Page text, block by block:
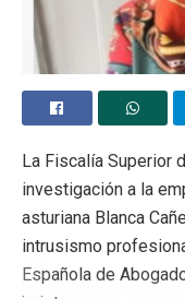
La Fiscalía Superior
investigación a la
asturiana Blanca
intrusismo
Española de